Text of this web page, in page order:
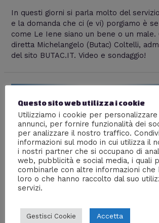
In questi giorni si parla molto del
e la domanda che ci (e vi) porgiamo è
come Le Iene siano un bene o un male.
diretta Michelangelo (Butac) Coltelli,
del sito BUTAC.IT. Video e sondaggio!
BUFALE: Fate le vostre
Questo sito web utilizza i cookie
Utilizziamo i cookie per
annunci, per fornire funzionalità dei
per analizzare il nostro traffico.
informazioni sul modo in cui utilizza il
i nostri partner che si occupano di
web, pubblicità e social media, i quali
combinarle con altre informazioni che
loro o che hanno raccolto dal suo
servizi.
Gestisci Cookie Accetta